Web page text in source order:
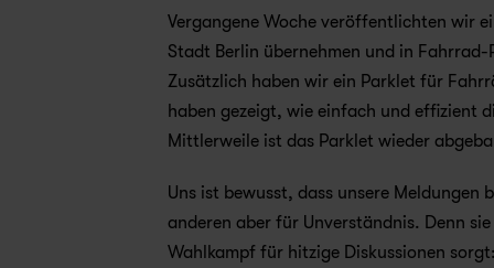
Vergangene Woche veröffentlichten wir
Stadt Berlin übernehmen und in
Zusätzlich haben wir ein Parklet für
haben gezeigt, wie einfach und effizient
Mittlerweile ist das Parklet wieder
Uns ist bewusst, dass unsere
anderen aber für Unverständnis. Denn
Wahlkampf für hitzige Diskussionen